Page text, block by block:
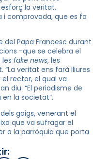
la veritat,
i comprovada, que es fa
del Papa Francesc durant
-que se celebra el
fake news, les
veritat ens farà lliures
rector, el qual va
diu: “El periodisme de
la societat”.
goigs, venerant el
que va sufragar el
a la parròquia que porta